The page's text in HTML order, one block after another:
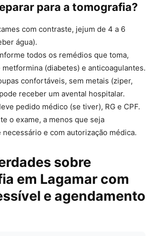
para a tomografia?
com contraste, jejum de 4 a 6
água).
todos os remédios que toma,
(diabetes) e anticoagulantes.
confortáveis, sem metais (ziper,
receber um avental hospitalar.
leve pedido médico (se tiver), RG e CPF.
o exame, a menos que seja
e com autorização médica.
sobre
em Lagamar com
e agendamento